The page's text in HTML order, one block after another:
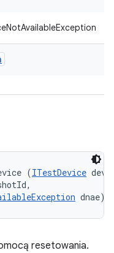
(ITestDevice
dnae)
resetowania.